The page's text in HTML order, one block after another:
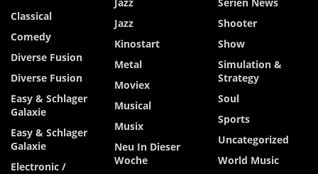
Classical
Comedy
Diverse Fusion
Diverse Fusion
Easy & Schlager
Galaxie
Easy & Schlager
Galaxie
Electronic /
Jazz
Kinostart
Metal
Moviex
Musical
Musix
Neu In Dieser
Woche
Shooter
Show
Simulation &
Strategy
Soul
Sports
Uncategorized
World Music